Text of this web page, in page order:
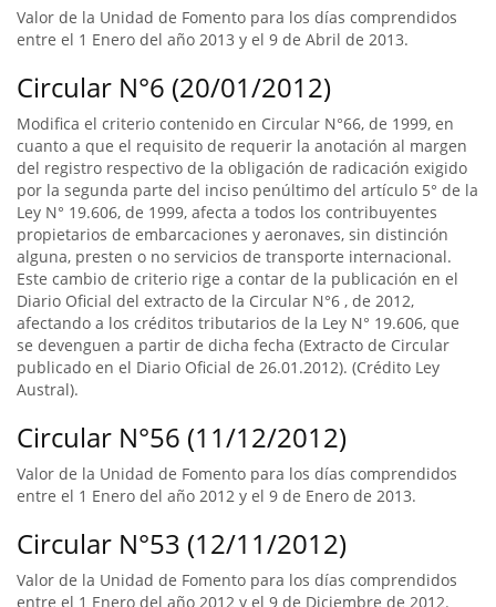
Valor de la Unidad de Fomento para los días comprendidos
entre el 1 Enero del año 2013 y el 9 de Abril de 2013.
Circular N°6 (20/01/2012)
Modifica el criterio contenido en Circular N°66, de 1999, en
cuanto a que el requisito de requerir la anotación al margen
del registro respectivo de la obligación de radicación exigido
por la segunda parte del inciso penúltimo del artículo 5° de la
Ley N° 19.606, de 1999, afecta a todos los contribuyentes
propietarios de embarcaciones y aeronaves, sin distinción
alguna, presten o no servicios de transporte internacional.
Este cambio de criterio rige a contar de la publicación en el
Diario Oficial del extracto de la Circular N°6 , de 2012,
afectando a los créditos tributarios de la Ley N° 19.606, que
se devenguen a partir de dicha fecha (Extracto de Circular
publicado en el Diario Oficial de 26.01.2012). (Crédito Ley
Austral).
Circular N°56 (11/12/2012)
Valor de la Unidad de Fomento para los días comprendidos
entre el 1 Enero del año 2012 y el 9 de Enero de 2013.
Circular N°53 (12/11/2012)
Valor de la Unidad de Fomento para los días comprendidos
entre el 1 Enero del año 2012 y el 9 de Diciembre de 2012.